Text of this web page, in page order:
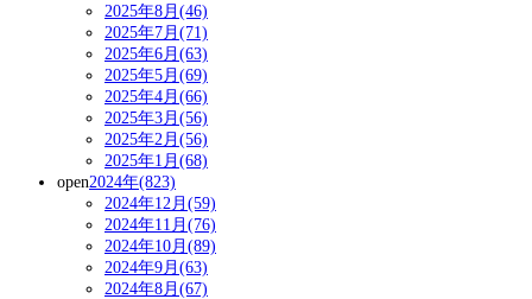
2025年8月(46)
2025年7月(71)
2025年6月(63)
2025年5月(69)
2025年4月(66)
2025年3月(56)
2025年2月(56)
2025年1月(68)
open2024年(823)
2024年12月(59)
2024年11月(76)
2024年10月(89)
2024年9月(63)
2024年8月(67)